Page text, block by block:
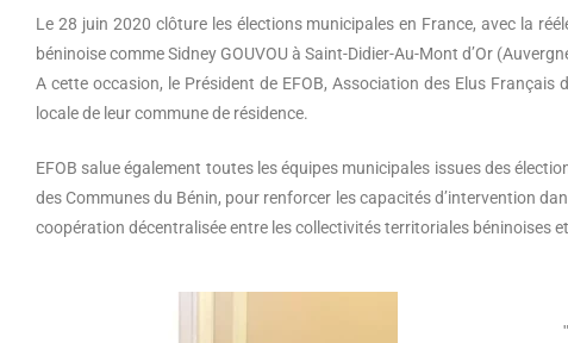
Le 28 juin 2020 clôture les élections municipales en France, avec la
béninoise comme Sidney GOUVOU à Saint-Didier-Au-Mont d’Or
A cette occasion, le Président de EFOB, Association des Elus
locale de leur commune de résidence.
EFOB salue également toutes les équipes municipales issues des
des Communes du Bénin, pour renforcer les capacités d’intervention
coopération décentralisée entre les collectivités territoriales béninoises